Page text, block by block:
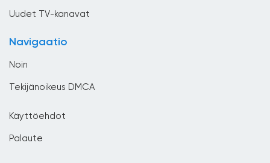
El Salvador
Uudet TV-kanavat
Navigaatio
Noin
Tekijänoikeus DMCA
Käyttöehdot
Palaute